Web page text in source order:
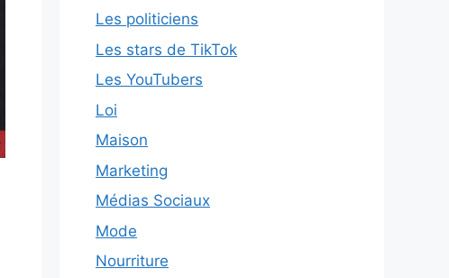
Les politiciens
Les stars de TikTok
Les YouTubers
Loi
Maison
Marketing
Médias Sociaux
Mode
Nourriture